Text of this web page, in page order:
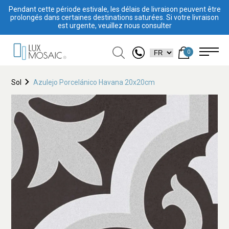
Pendant cette période estivale, les délais de livraison peuvent être
prolongés dans certaines destinations saturées. Si votre livraison
est urgente, veuillez nous consulter
0
Sol Azulejo Porcelánico Havana 20x20cm